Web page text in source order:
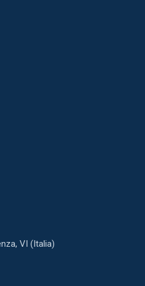
VI (Italia)